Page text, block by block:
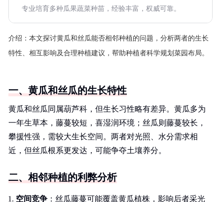
专业培育多种瓜果蔬菜种苗，经验丰富，权威可靠。
介绍： 本文探讨黄瓜和丝瓜能否相邻种植的问题，分析两者的生长
特性、相互影响及合理种植建议，帮助种植者科学规划菜园布局。
一、黄瓜和丝瓜的生长特性
黄瓜和丝瓜同属葫芦科，但生长习性略有差异。黄瓜多为
一年生草本，藤蔓较短，喜湿润环境；丝瓜则藤蔓较长，
攀援性强，需较大生长空间。两者对光照、水分需求相
近，但丝瓜根系更发达，可能争夺土壤养分。
二、相邻种植的利弊分析
空间竞争 ：丝瓜藤蔓可能覆盖黄瓜植株，影响后者采光